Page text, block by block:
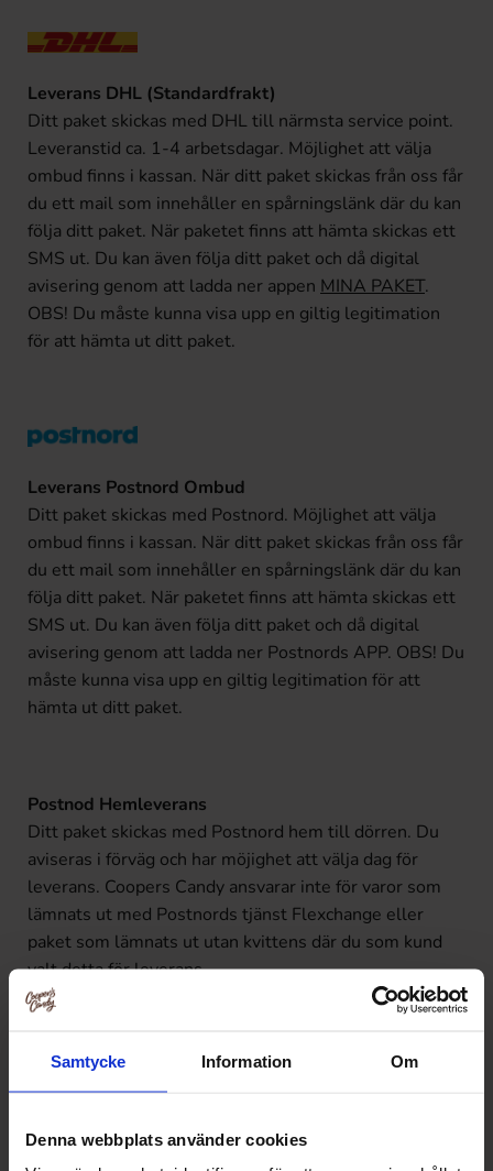
Samtycke Information Om
Denna webbplats använder cookies
Leverans DHL (Standardfrakt)
Ditt paket skickas med DHL till närmsta service point.
Leveranstid ca. 1-4 arbetsdagar. Möjlighet att välja
ombud finns i kassan. När ditt paket skickas från oss får
du ett mail som innehåller en spårningslänk där du kan
följa ditt paket. När paketet finns att hämta skickas ett
SMS ut. Du kan även följa ditt paket och då digital
avisering genom att ladda ner appen MINA PAKET.
OBS! Du måste kunna visa upp en giltig legitimation
för att hämta ut ditt paket.
Leverans Postnord Ombud
Ditt paket skickas med Postnord. Möjlighet att välja
ombud finns i kassan. När ditt paket skickas från oss får
du ett mail som innehåller en spårningslänk där du kan
följa ditt paket. När paketet finns att hämta skickas ett
SMS ut. Du kan även följa ditt paket och då digital
avisering genom att ladda ner Postnords APP. OBS! Du
måste kunna visa upp en giltig legitimation för att
hämta ut ditt paket.
Postnod Hemleverans
Ditt paket skickas med Postnord hem till dörren. Du
aviseras i förväg och har möjighet att välja dag för
leverans. Coopers Candy ansvarar inte för varor som
lämnats ut med Postnords tjänst Flexchange eller
paket som lämnats ut utan kvittens där du som kund
valt detta för leverans.
Leverans Budbee Home